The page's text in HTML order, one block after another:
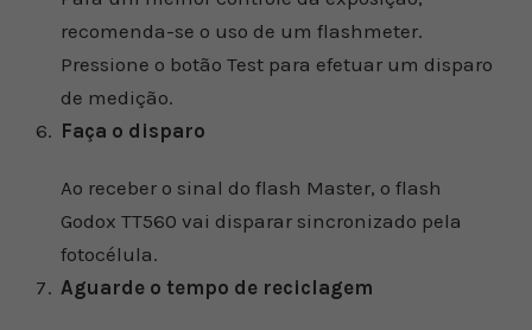
recomenda-se o uso de um flashmeter.
Pressione o botão Test para efetuar um disparo
de medição.
Faça o disparo
Ao receber o sinal do flash Master, o flash
Godox TT560 vai disparar sincronizado pela
fotocélula.
Aguarde o tempo de reciclagem